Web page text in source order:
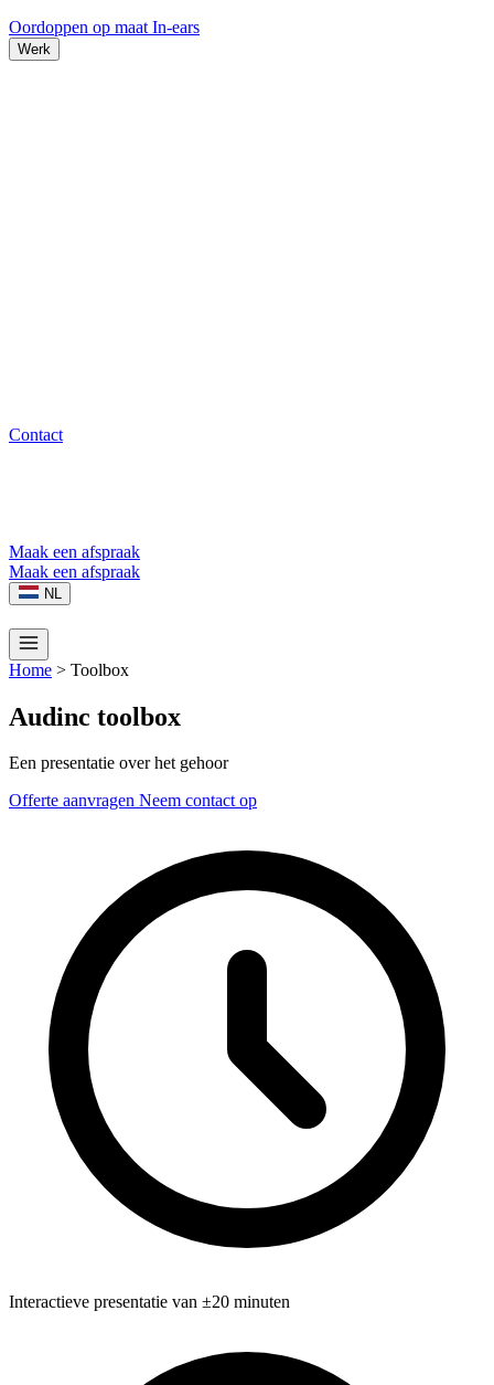
Oordoppen op maat In-ears
Werk
Contact
Maak een afspraak
Maak een afspraak
NL
Home > Toolbox
Audinc toolbox
Een presentatie over het gehoor
Offerte aanvragen Neem contact op
Interactieve presentatie van ±20 minuten